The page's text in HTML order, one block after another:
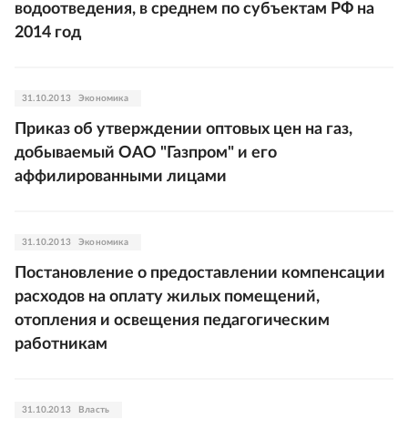
водоотведения, в среднем по субъектам РФ на
2014 год
31.10.2013 Экономика
Приказ об утверждении оптовых цен на газ,
добываемый ОАО "Газпром" и его
аффилированными лицами
31.10.2013 Экономика
Постановление о предоставлении компенсации
расходов на оплату жилых помещений,
отопления и освещения педагогическим
работникам
31.10.2013 Власть